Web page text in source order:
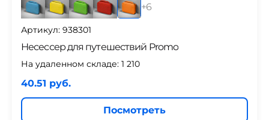
+6
Артикул: 938301
Несессер для путешествий Promo
На удаленном складе: 1 210
40.51 руб.
Посмотреть